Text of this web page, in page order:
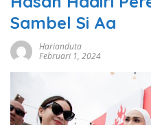
Sambel Si Aa
Harianduta
Februari 1, 2024